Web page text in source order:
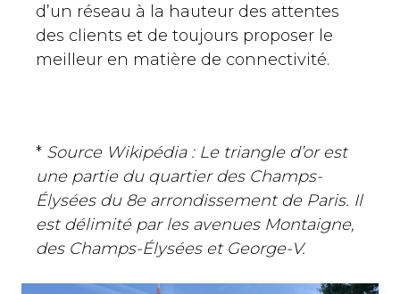
d’un réseau à la hauteur des attentes
des clients et de toujours proposer le
meilleur en matière de connectivité.
* Source Wikipédia : Le triangle d’or est
une partie du quartier des Champs-
Élysées du 8e arrondissement de Paris. Il
est délimité par les avenues Montaigne,
des Champs-Élysées et George-V.